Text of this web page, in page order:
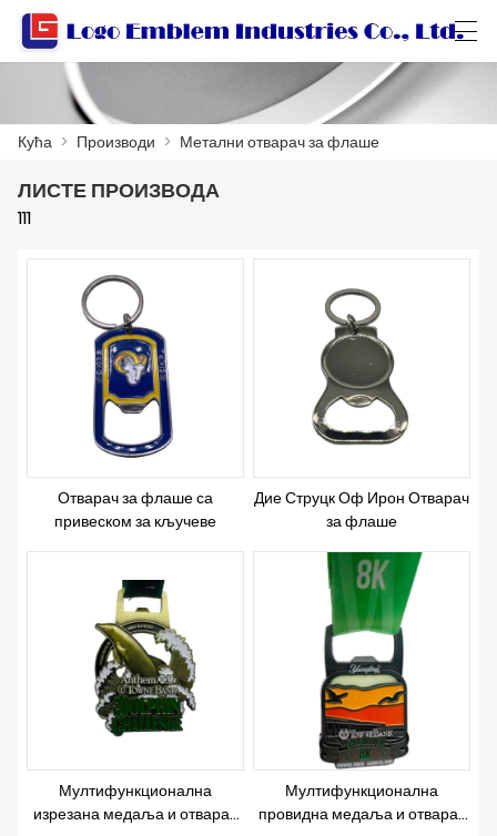
КУЋА
ПРОИЗВОДИ
РАДИОНИЦА
КОНТАКТИРАЈТЕ НАС
КАТАЛОГ ПРОИЗВОДА
НЕВС
العربية Български Català
Кућа > Производи > Метални отварач за флаше
ЛИСТЕ ПРОИЗВОДА
111
Отварач за флаше са
привеском за кључеве
Дие Струцк Оф Ирон Отварач
за флаше
Мултифункционална
изрезана медаља и отварач
Мултифункционална
провидна медаља и отварач